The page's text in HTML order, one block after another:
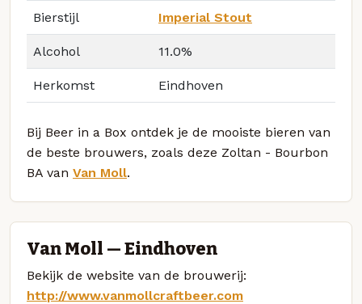
Bierstijl Imperial Stout
Alcohol 11.0%
Herkomst Eindhoven
Bij Beer in a Box ontdek je de mooiste bieren van
de beste brouwers, zoals deze Zoltan - Bourbon
BA van Van Moll.
Van Moll — Eindhoven
Bekijk de website van de brouwerij:
http://www.vanmollcraftbeer.com